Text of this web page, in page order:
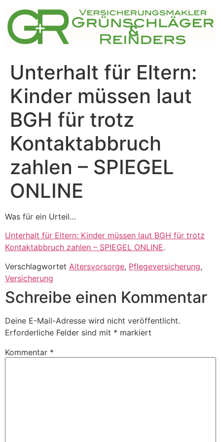
Inhalt
springen
Unterhalt für Eltern:
Kinder müssen laut
BGH für trotz
Kontaktabbruch
zahlen – SPIEGEL
ONLINE
Was für ein Urteil…
Unterhalt für Eltern: Kinder müssen laut BGH für trotz
Kontaktabbruch zahlen – SPIEGEL ONLINE.
Verschlagwortet Altersvorsorge, Pflegeversicherung,
Versicherung
Schreibe einen Kommentar
Deine E-Mail-Adresse wird nicht veröffentlicht.
Erforderliche Felder sind mit * markiert
Kommentar *